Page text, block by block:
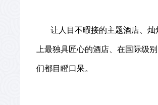
让人目不暇接的主题酒店、
上最独具匠心的酒店、在国际级
们都目瞪口呆。